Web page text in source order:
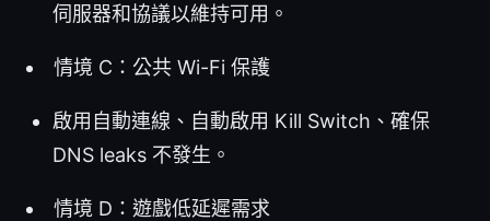
伺服器和協議以維持可用。
情境 C：公共 Wi-Fi 保護
啟用自動連線、自動啟用 Kill Switch、確保
DNS leaks 不發生。
情境 D：遊戲低延遲需求